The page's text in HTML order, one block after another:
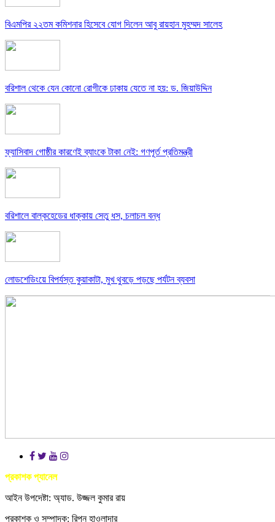
বিএমপির ২২তম কমিশনার হিসেবে যোগ দিলেন আবু রায়হান মুহম্মদ সালেহ
বরিশাল থেকে যেন কোনো রোগীকে ঢাকায় যেতে না হয়: ড. জিয়াউদ্দিন
ফ্যাসিবাদ গোষ্ঠীর কারণেই ব্যাংকে টাকা নেই: গণপূর্ত প্রতিমন্ত্রী
বরিশালে বাল্কহেডের ধাক্কায় সেতু ধস, চলাচল বন্ধ
লোডশেডিংয়ে বিপর্যস্ত কুয়াকাটা, মুখ থুবড়ে পড়ছে পর্যটন ব্যবসা
প্রকাশক প্যানেল
আইন উপদেষ্টা: অ্যাড. উজ্জল কুমার রায়
প্রকাশক ও সম্পাদক: রিপন হাওলাদার